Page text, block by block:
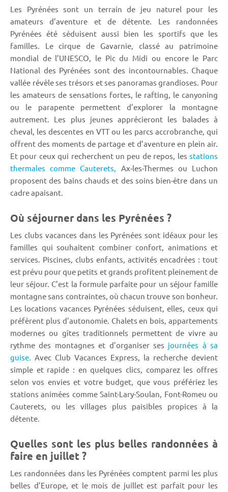
Les Pyrénées sont un terrain de jeu naturel pour les
amateurs d’aventure et de détente. Les randonnées
Pyrénées été séduisent aussi bien les sportifs que les
familles. Le cirque de Gavarnie, classé au patrimoine
mondial de l’UNESCO, le Pic du Midi ou encore le Parc
National des Pyrénées sont des incontournables. Chaque
vallée révèle ses trésors et ses panoramas grandioses. Pour
les amateurs de sensations fortes, le rafting, le canyoning
ou le parapente permettent d’explorer la montagne
autrement. Les plus jeunes apprécieront les balades à
cheval, les descentes en VTT ou les parcs accrobranche, qui
offrent des moments de partage et d’aventure en plein air.
Et pour ceux qui recherchent un peu de repos, les stations
thermales comme Cauterets, Ax-les-Thermes ou Luchon
proposent des bains chauds et des soins bien-être dans un
cadre apaisant.
Où séjourner dans les Pyrénées ?
Les clubs vacances dans les Pyrénées sont idéaux pour les
familles qui souhaitent combiner confort, animations et
services. Piscines, clubs enfants, activités encadrées : tout
est prévu pour que petits et grands profitent pleinement de
leur séjour. C’est la formule parfaite pour un séjour famille
montagne sans contraintes, où chacun trouve son bonheur.
Les locations vacances Pyrénées séduisent, elles, ceux qui
préfèrent plus d’autonomie. Chalets en bois, appartements
modernes ou gîtes traditionnels permettent de vivre au
rythme des montagnes et d’organiser ses journées à sa
guise. Avec Club Vacances Express, la recherche devient
simple et rapide : en quelques clics, comparez les offres
selon vos envies et votre budget, que vous préfériez les
stations animées comme Saint-Lary-Soulan, Font-Romeu ou
Cauterets, ou les villages plus paisibles propices à la
détente.
Quelles sont les plus belles randonnées à
faire en juillet ?
Les randonnées dans les Pyrénées comptent parmi les plus
belles d’Europe, et le mois de juillet est parfait pour les